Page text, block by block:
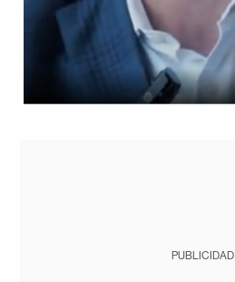
PUBLICIDAD